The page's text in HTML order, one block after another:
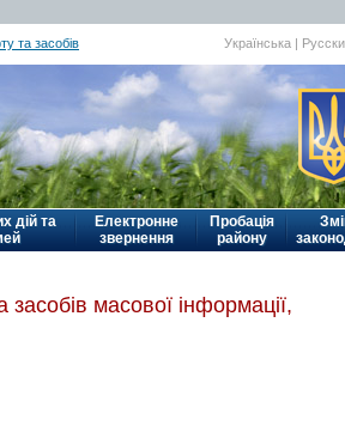
та засобів
Українська |
дій та
Електронне
звернення
Пробація
району
масової інформації,